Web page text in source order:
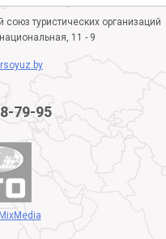
туристических организаций
11 - 9
79-95
MixMedia